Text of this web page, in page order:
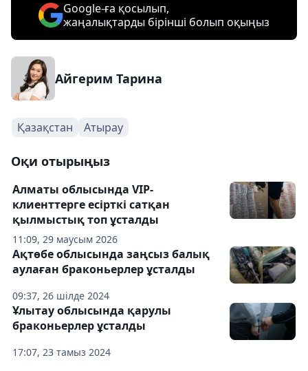
Google-ға қосылып,
жаңалықтарды бірінші болып оқыңыз
Айгерим Тарина
Қазақстан Атырау
Оқи отырыңыз
11:09, 29 маусым 2026
Алматы облысында VIP-
клиенттерге есірткі сатқан
қылмыстық топ ұсталды
09:37, 26 шілде 2024
Ақтөбе облысында заңсыз балық
аулаған браконьерлер ұсталды
17:07, 23 тамыз 2024
Ұлытау облысында қарулы
браконьерлер ұсталды